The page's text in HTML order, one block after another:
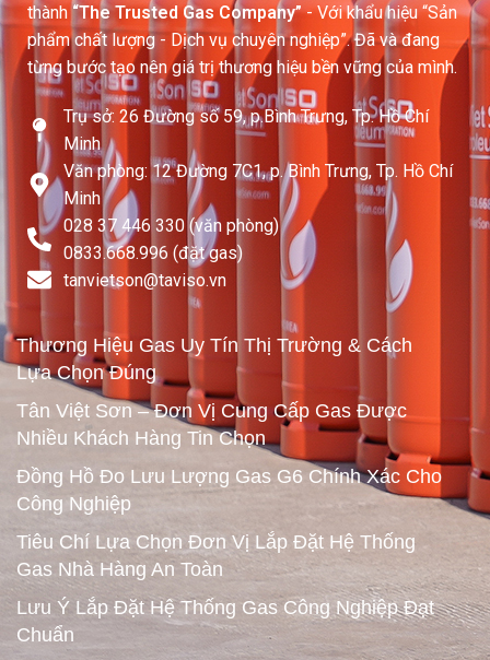
thành “The Trusted Gas Company”- Với khẩu hiệu “Sản
phẩm chất lượng - Dịch vụ chuyên nghiệp”. Đã và đang
từng bước tạo nên giá trị thương hiệu bền vững của mình.
Trụ sở: 26 Đường số 59, p.Bình Trưng, Tp. Hồ Chí
Minh
Văn phòng: 12 Đường 7C1, p. Bình Trưng, Tp. Hồ Chí
Minh
028 37 446 330 (văn phòng)
0833.668.996 (đặt gas)
tanvietson@taviso.vn​
Thương Hiệu Gas Uy Tín Thị Trường & Cách
Lựa Chọn Đúng
Tân Việt Sơn – Đơn Vị Cung Cấp Gas Được
Nhiều Khách Hàng Tin Chọn
Đồng Hồ Đo Lưu Lượng Gas G6 Chính Xác Cho
Công Nghiệp
Tiêu Chí Lựa Chọn Đơn Vị Lắp Đặt Hệ Thống
Gas Nhà Hàng An Toàn
Lưu Ý Lắp Đặt Hệ Thống Gas Công Nghiệp Đạt
Chuẩn